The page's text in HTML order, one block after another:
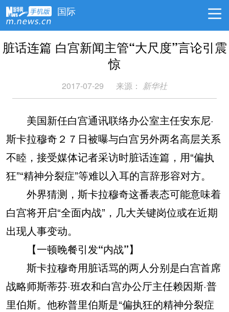
国际
脏话连篇 白宫新闻主管“大尺度”言论引震
惊
2017-07-29 来源： 新华社
美国新任白宫通讯联络办公室主任安东尼·
斯卡拉穆奇２７日被曝与白宫另外两名高层关系
不睦，接受媒体记者采访时脏话连篇，用“偏执
狂”“精神分裂症”等难以入耳的言辞形容对方。
外界猜测，斯卡拉穆奇这番表态可能意味着
白宫将开启“全面内战”，几大关键岗位或在近期
出现人事变动。
【一顿晚餐引发“内战”】
斯卡拉穆奇用脏话骂的两人分别是白宫首席
战略师斯蒂芬·班农和白宫办公厅主任赖因斯·普
里伯斯。他称普里伯斯是“偏执狂的精神分裂症